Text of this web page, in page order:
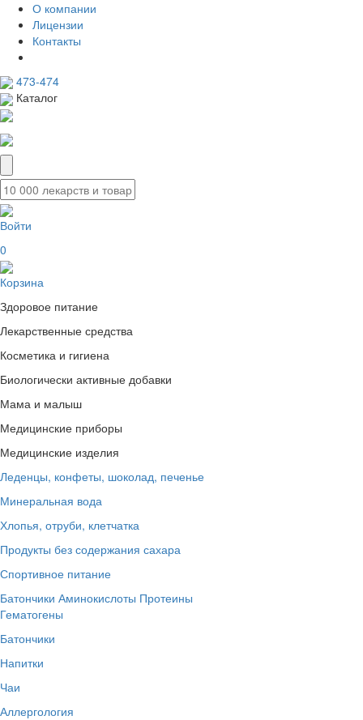
О компании
Лицензии
Контакты
473-474
Каталог
Войти
0
Корзина
Здоровое питание
Лекарственные средства
Косметика и гигиена
Биологически активные добавки
Мама и малыш
Медицинские приборы
Медицинские изделия
Леденцы, конфеты, шоколад, печенье
Минеральная вода
Хлопья, отруби, клетчатка
Продукты без содержания сахара
Спортивное питание
Батончики Аминокислоты Протеины
Гематогены
Батончики
Напитки
Чаи
Аллергология